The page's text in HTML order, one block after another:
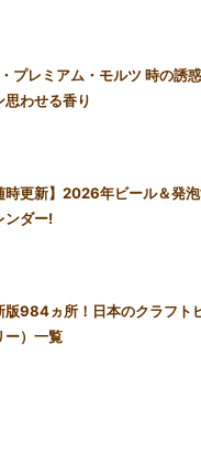
プレミアム・モルツ 時の誘
思わせる香り
時更新】2026年ビール＆発
ンダー!
版984ヵ所！日本のクラフト
ー）一覧